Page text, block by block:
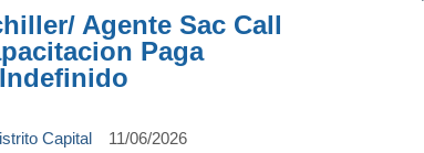
Agente Sac Call
Paga
Capital 11/06/2026